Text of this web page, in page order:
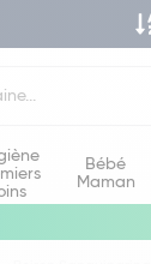
Bébé
Maman